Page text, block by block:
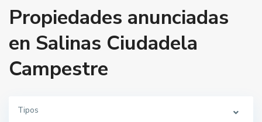
Propiedades anunciadas
en Salinas Ciudadela
Campestre
Tipos